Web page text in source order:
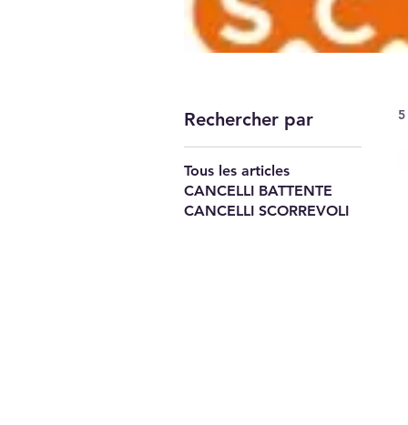
Rechercher par
Tous les articles
CANCELLI BATTENTE
CANCELLI SCORREVOLI